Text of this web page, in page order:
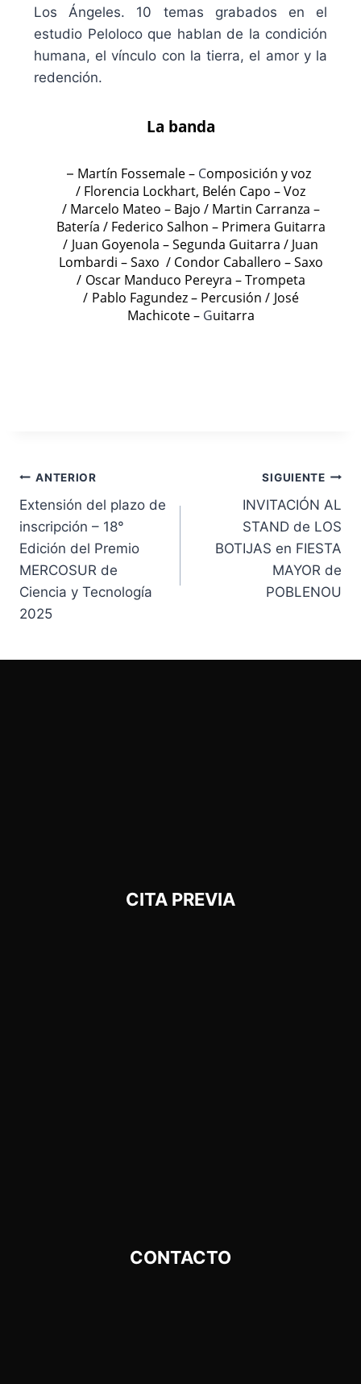
Los Ángeles. 10 temas grabados en el
estudio Peloloco que hablan de la condición
humana, el vínculo con la tierra, el amor y la
redención.
La banda
– Martín Fossemale – Composición y voz
/ Florencia Lockhart, Belén Capo – Voz
/ Marcelo Mateo – Bajo / Martin Carranza –
Batería / Federico Salhon – Primera Guitarra
/ Juan Goyenola – Segunda Guitarra / Juan
Lombardi – Saxo / Condor Caballero – Saxo
/ Oscar Manduco Pereyra – Trompeta
/ Pablo Fagundez – Percusión / José
Machicote – Guitarra
ANTERIOR
Extensión del plazo de
inscripción – 18°
Edición del Premio
MERCOSUR de
Ciencia y Tecnología
2025
SIGUIENTE
INVITACIÓN AL
STAND de LOS
BOTIJAS en FIESTA
MAYOR de
POBLENOU
CITA PREVIA
CONTACTO